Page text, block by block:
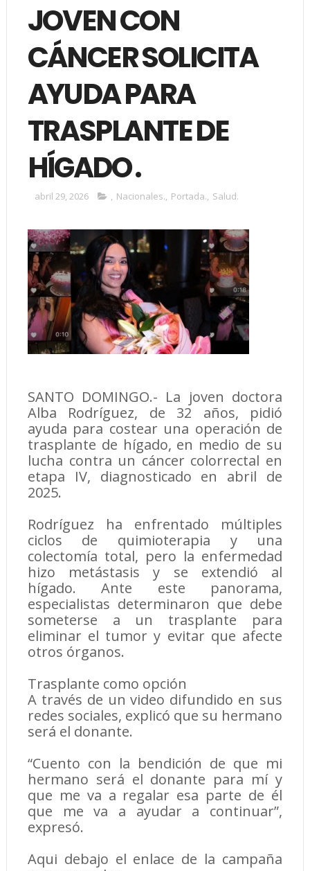
JOVEN CON
CÁNCER SOLICITA
AYUDA PARA
TRASPLANTE DE
HÍGADO .
abril 29, 2026 , Nacionales., Portada., Salud.
SANTO DOMINGO.- La joven doctora
Alba Rodríguez, de 32 años, pidió
ayuda para costear una operación de
trasplante de hígado, en medio de su
lucha contra un cáncer colorrectal en
etapa IV, diagnosticado en abril de
2025.
Rodríguez ha enfrentado múltiples
ciclos de quimioterapia y una
colectomía total, pero la enfermedad
hizo metástasis y se extendió al
hígado. Ante este panorama,
especialistas determinaron que debe
someterse a un trasplante para
eliminar el tumor y evitar que afecte
otros órganos.
Trasplante como opción
A través de un video difundido en sus
redes sociales, explicó que su hermano
será el donante.
“Cuento con la bendición de que mi
hermano será el donante para mí y
que me va a regalar esa parte de él
que me va a ayudar a continuar”,
expresó.
Aqui debajo el enlace de la campaña